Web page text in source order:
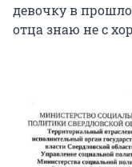
девочку в
отца знаю не с